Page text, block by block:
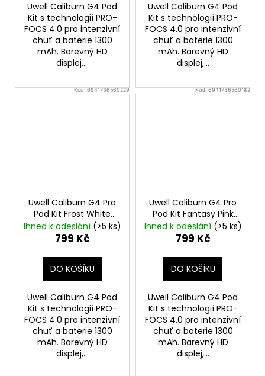
Uwell Caliburn G4 Pod
Kit s technologií PRO-
FOCS 4.0 pro intenzivní
chuť a baterie 1300
mAh. Barevný HD
displej,...
Uwell Caliburn G4 Pod
Kit s technologií PRO-
FOCS 4.0 pro intenzivní
chuť a baterie 1300
mAh. Barevný HD
displej,...
Kód: 6941736560229
Uwell Caliburn G4 Pro
Pod Kit Frost White
Elektronická cigareta
1300mAh
Ihned k odeslání (>5 ks)
799 Kč
DO KOŠÍKU
Uwell Caliburn G4 Pod
Kit s technologií PRO-
FOCS 4.0 pro intenzivní
chuť a baterie 1300
mAh. Barevný HD
displej,...
Kód: 6941736560182
Uwell Caliburn G4 Pro
Pod Kit Fantasy Pink
Elektronická cigareta
1300mAh
Ihned k odeslání (>5 ks)
799 Kč
DO KOŠÍKU
Uwell Caliburn G4 Pod
Kit s technologií PRO-
FOCS 4.0 pro intenzivní
chuť a baterie 1300
mAh. Barevný HD
displej,...